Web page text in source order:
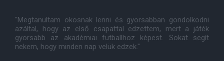
"Megtanultam okosnak lenni és gyorsabban gondolkodni
azáltal, hogy az első csapattal edzettem, mert a játék
gyorsabb az akadémiai futballhoz képest. Sokat segít
nekem, hogy minden nap velük edzek."